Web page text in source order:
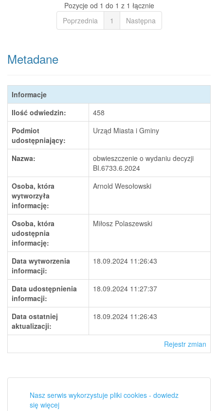
Pozycje od 1 do 1 z 1 łącznie
Poprzednia
1 Następna
Metadane
Informacje
Ilość odwiedzin:
458
Podmiot
udostępniający:
Urząd Miasta i Gminy
Nazwa:
obwieszczenie o wydaniu decyzji
BI.6733.6.2024
Osoba, która
wytworzyła
informację:
Arnold Wesołowski
Osoba, która
udostępnia
informację:
Miłosz Polaszewski
Data wytworzenia
informacji:
18.09.2024 11:26:43
Data udostępnienia
informacji:
18.09.2024 11:27:37
Data ostatniej
aktualizacji:
18.09.2024 11:26:43
Rejestr zmian
Nasz serwis wykorzystuje pliki cookies - dowiedz
się więcej